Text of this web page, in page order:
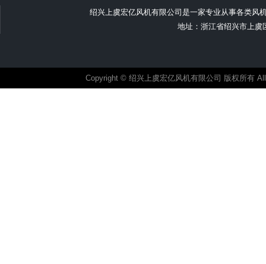
绍兴上虞宏亿风机有限公司是一家专业从事各类风
地址：浙江省绍兴市上
Copyright © 绍兴上虞宏亿风机有限公司 版权所有